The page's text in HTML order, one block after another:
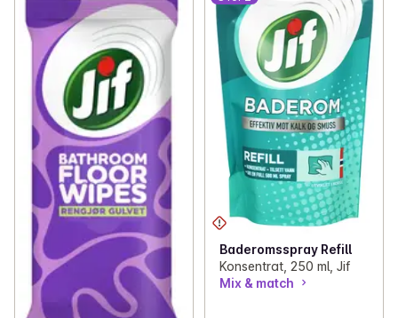
Baderomsspray Refill
Konsentrat, 250 ml, Jif
Mix & match